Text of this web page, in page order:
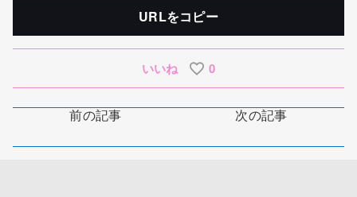
URLをコピー
いいね 0
前の記事 次の記事